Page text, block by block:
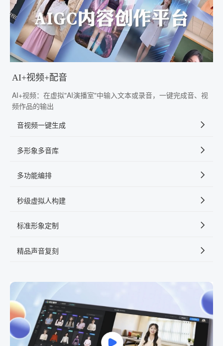
AI+视频+配音
AI+视频：在虚拟"AI演播室"中输入文本或录音，一键完成音、视
频作品的输出
音视频一键生成
多形象多音库
多功能编排
秒级虚拟人构建
标准形象定制
精品声音复刻